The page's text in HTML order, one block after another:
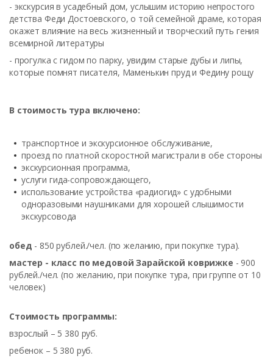
- экскурсия в усадебный дом, услышим историю непростого
детства Феди Достоевского, о той семейной драме, которая
окажет влияние на весь жизненный и творческий путь гения
всемирной литературы
- прогулка с гидом по парку, увидим старые дубы и липы,
которые помнят писателя, Маменькин пруд и Федину рощу
В стоимость тура включено:
транспортное и экскурсионное обслуживание,
проезд по платной скоростной магистрали в обе стороны
экскурсионная программа,
услуги гида-сопровождающего,
использование устройства «радиогид» с удобными
одноразовыми наушниками для хорошей слышимости
экскурсовода
обед - 850 рублей./чел. (по желанию, при покупке тура).
мастер - класс по медовой Зарайской коврижке - 900
рублей./чел. (по желанию, при покупке тура, при группе от 10
человек)
Стоимость программы:
взрослый – 5 380 руб.
ребенок – 5 380 руб.